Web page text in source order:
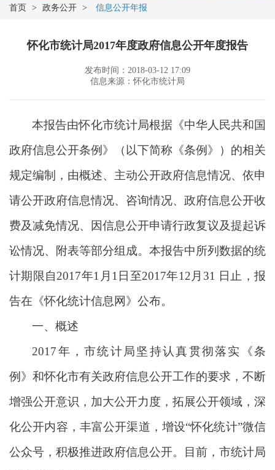
首页 > 政务公开 > 信息公开年报
怀化市统计局2017年度政府信息公开年度报告
发布时间：2018-03-12 17:09
信息来源：怀化市统计局
本报告由怀化市统计局根据《中华人民共和国
政府信息公开条例》（以下简称《条例》）的相关
规定编制，由概述、主动公开政府信息情况、依申
请公开政府信息情况、咨询情况、政府信息公开收
费及减免情况、因信息公开申请行政复议及提起诉
讼情况、附表等部分组成。本报告中所列数据的统
计期限自2017年1月1日至2017年12月31 日止，报
告在《怀化统计信息网》公布。
一、概述
2017年，市统计局坚持认真贯彻落实《条
例》和怀化市有关政府信息公开工作的要求，不断
增强公开意识，加大公开力度，拓展公开领域，深
化公开内容，丰富公开渠道，增设“怀化统计”微信
公众号，积极推进政府信息公开。目前，市统计局